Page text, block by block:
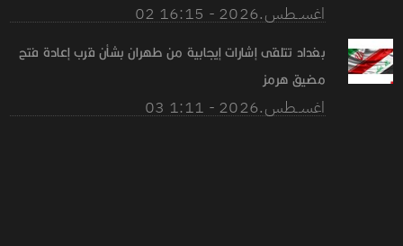
02 اغســطس.2026 - 16:15
بغداد تتلقى إشارات إيجابية من طهران بشأن قرب إعادة فتح
مضيق هرمز
03 اغســطس.2026 - 1:11